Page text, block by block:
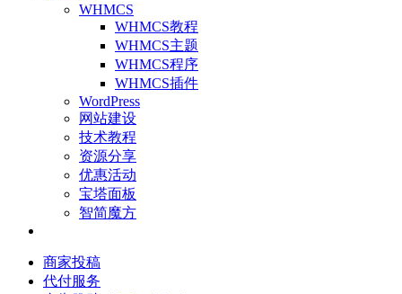
WHMCS
WHMCS教程
WHMCS主题
WHMCS程序
WHMCS插件
WordPress
网站建设
技术教程
资源分享
优惠活动
宝塔面板
智简魔方
商家投稿
代付服务